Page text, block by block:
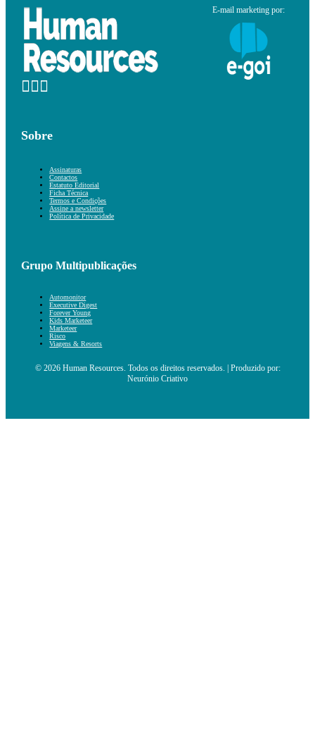
E-mail marketing por:
Sobre
Assinaturas
Contactos
Estatuto Editorial
Ficha Técnica
Termos e Condições
Assine a newsletter
Política de Privacidade
Grupo Multipublicações
Automonitor
Executive Digest
Forever Young
Kids Marketeer
Marketeer
Risco
Viagens & Resorts
© 2026 Human Resources. Todos os direitos reservados. | Produzido por:
Neurónio Criativo